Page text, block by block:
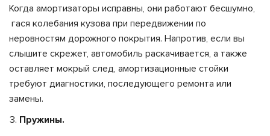
Когда амортизаторы исправны, они работают бесшумно,
гася колебания кузова при передвижении по
неровностям дорожного покрытия. Напротив, если вы
слышите скрежет, автомобиль раскачивается, а также
оставляет мокрый след, амортизационные стойки
требуют диагностики, последующего ремонта или
замены.
Пружины.